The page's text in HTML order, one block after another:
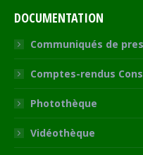
DOCUMENTATION
Communiqués de
Comptes-rendus
Photothèque
Vidéothèque